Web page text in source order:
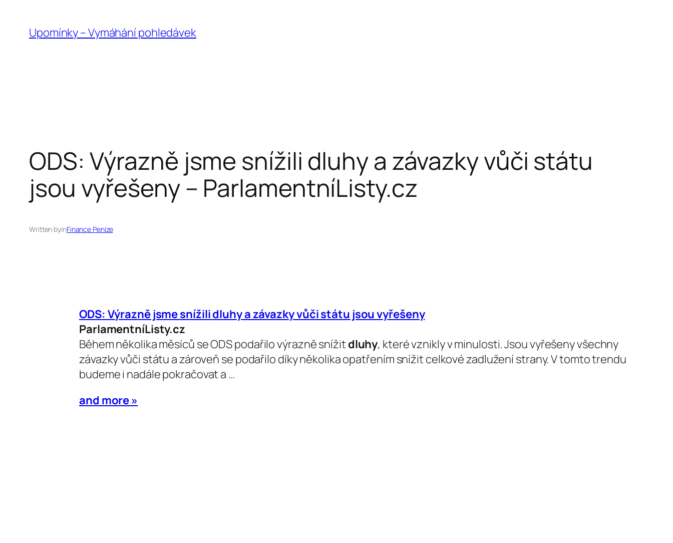
obsah
Upomínky – Vymáhání pohledávek
ODS: Výrazně jsme snížili dluhy a závazky vůči státu
jsou vyřešeny – ParlamentníListy.cz
Written byinFinance Peníze
ODS: Výrazně jsme snížilidluhya závazky vůči státu jsou vyřešeny
ParlamentníListy.cz
Během několika měsíců se ODS podařilo výrazně snížit dluhy, které vznikly v minulosti. Jsou vyřešeny všechny
závazky vůči státu a zároveň se podařilo díky několika opatřením snížit celkové zadlužení strany. V tomto trendu
budeme i nadále pokračovat a …
and more »